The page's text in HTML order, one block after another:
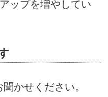
ップを増やしてい
かせください。